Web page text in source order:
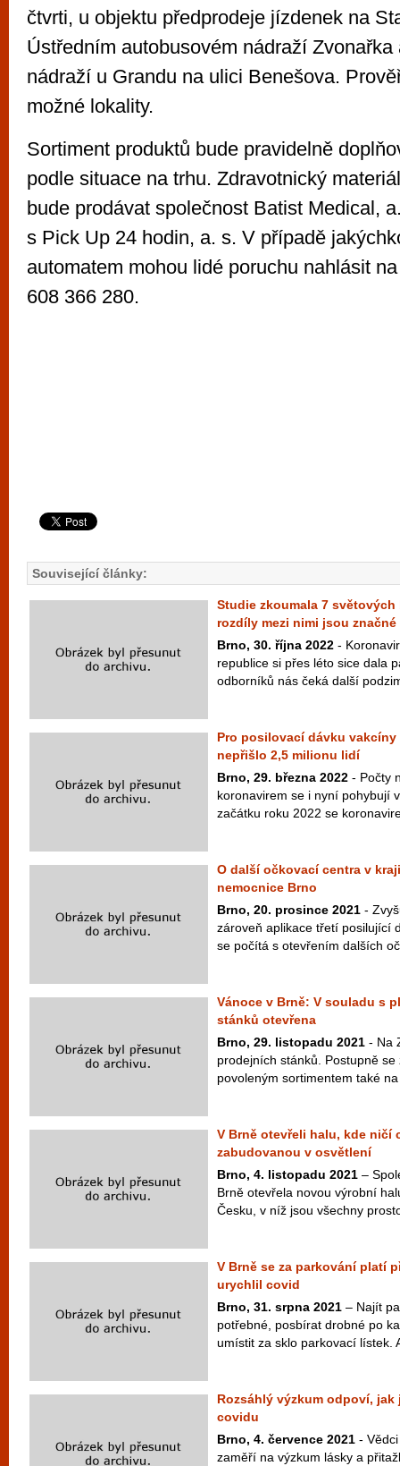
čtvrti, u objektu předprodeje jízdenek na
Ústředním autobusovém nádraží
nádraží u Grandu na ulici Benešova.
možné lokality.
Sortiment produktů bude pravidelně
podle situace na trhu. Zdravotnický
bude prodávat společnost Batist Medical,
s Pick Up 24 hodin, a. s. V případě
automatem mohou lidé poruchu nahlásit
608 366 280.
Související články:
Studie zkoumala 7
rozdíly mezi nimi jsou značné
Brno, 30. října 2022 -
republice si přes léto sice dala
odborníků nás čeká další
Pro posilovací dávku
nepřišlo 2,5 milionu lidí
Brno, 29. března 2022 - Počty
koronavirem se i nyní pohybují
začátku roku 2022 se
O další očkovací centra v
nemocnice Brno
Brno, 20. prosince 2021 -
zároveň aplikace třetí posilující
se počítá s otevřením dalších
Vánoce v Brně: V souladu s
stánků otevřena
Brno, 29. listopadu 2021 - Na
prodejních stánků. Postupně
povoleným sortimentem také
V Brně otevřeli halu, kde ničí
zabudovanou v osvětlení
Brno, 4. listopadu 2021 –
Brně otevřela novou výrobní
Česku, v níž jsou všechny
V Brně se za parkování platí
urychlil covid
Brno, 31. srpna 2021 – Najít
potřebné, posbírat drobné po
umístit za sklo parkovací lístek.
Rozsáhlý výzkum odpoví,
covidu
Brno, 4. července 2021 -
zaměří na výzkum lásky a